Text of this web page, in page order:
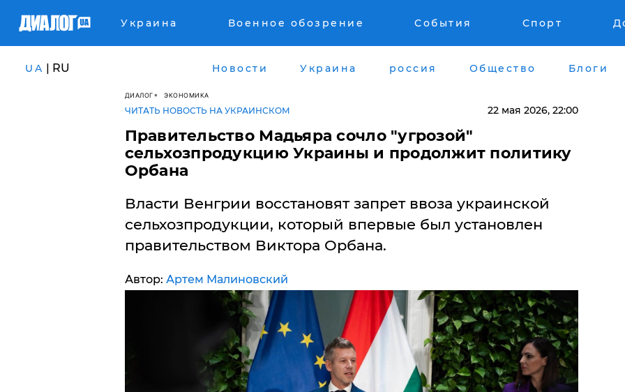
Украина Военное обозрение События Спорт
UA | RU Новости Украина россия Общество Блоги
ДИАЛОГ ЭКОНОМИКА
ЧИТАТЬ НОВОСТЬ НА УКРАИНСКОМ 22 мая 2026, 22:00
Правительство Мадьяра сочло "угрозой"
сельхозпродукцию Украины и продолжит политику
Орбана
Власти Венгрии восстановят запрет ввоза украинской
сельхозпродукции, который впервые был установлен
правительством Виктора Орбана.
Автор: Артем Малиновский